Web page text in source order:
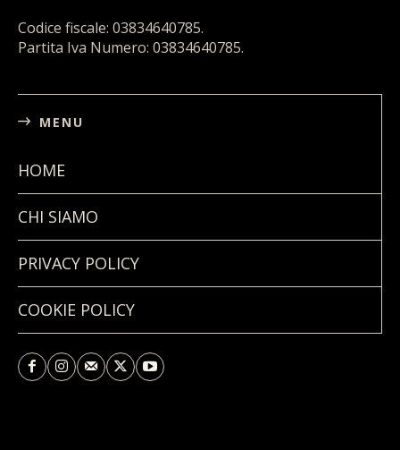
Codice fiscale: 03834640785.
Partita Iva Numero: 03834640785.
MENU
HOME
CHI SIAMO
PRIVACY POLICY
COOKIE POLICY